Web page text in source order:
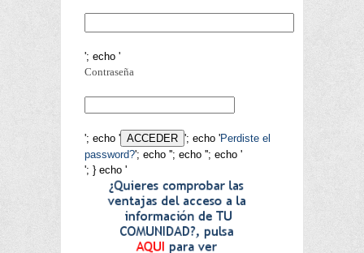
'; echo '
Contraseña
'; echo ' '; echo 'Perdiste el
password?'; echo ''; echo ''; echo '
'; } echo '